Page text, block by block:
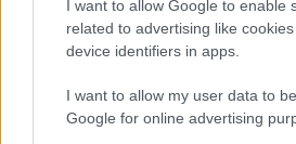
I want to allow Google to enable
related to advertising like
device identifiers in apps.
I want to allow my user data to
Google for online advertising
Véget ért a közös munka!
elbúcsúzott Az álommeló